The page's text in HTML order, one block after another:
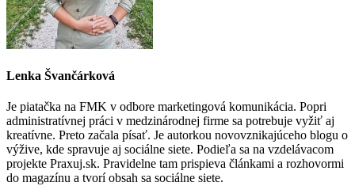
Lenka Švančárková
Je piatačka na FMK v odbore marketingová komunikácia. Popri
administratívnej práci v medzinárodnej firme sa potrebuje vyžiť aj
kreatívne. Preto začala písať. Je autorkou novovznikajúceho blogu o
výžive, kde spravuje aj sociálne siete. Podieľa sa na vzdelávacom
projekte Praxuj.sk. Pravidelne tam prispieva článkami a rozhovormi
do magazínu a tvorí obsah sa sociálne siete.